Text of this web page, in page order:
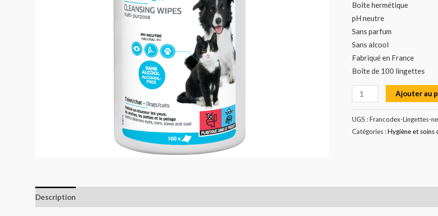
Boîte hermétique
pH neutre
Sans parfum
Sans alcool
Fabriqué en France
Boîte de 100 lingettes
Ajouter au
UGS :Francodex-Lingettes-
Catégories :Hygiène et soins
Description